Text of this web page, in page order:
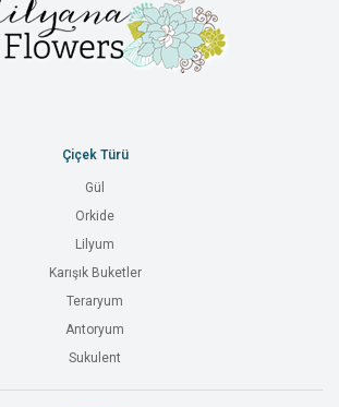
Çiçek Türü
Gül
Orkide
Lilyum
Karışık Buketler
Teraryum
Antoryum
Sukulent